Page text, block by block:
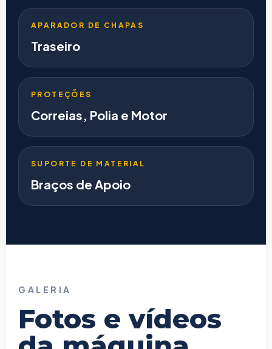
APARADOR DE CHAPAS
Traseiro
PROTEÇÕES
Correias, Polia e Motor
SUPORTE DE MATERIAL
Braços de Apoio
GALERIA
Fotos e vídeos